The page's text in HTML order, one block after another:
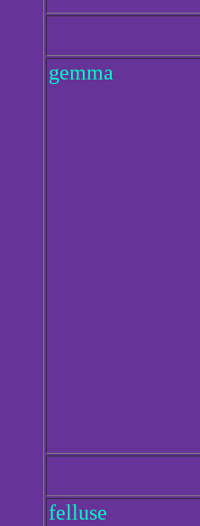
gemma
felluse